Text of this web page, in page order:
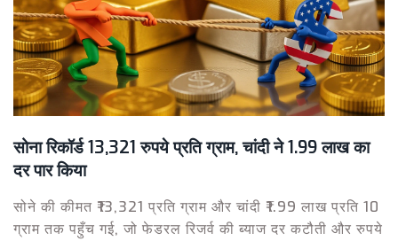
सोना रिकॉर्ड 13,321 रुपये प्रति ग्राम, चांदी ने 1.99 लाख का
दर पार किया
सोने की कीमत ₹13,321 प्रति ग्राम और चांदी ₹1.99 लाख प्रति 10
ग्राम तक पहुँच गई, जो फेडरल रिजर्व की ब्याज दर कटौती और रुपये